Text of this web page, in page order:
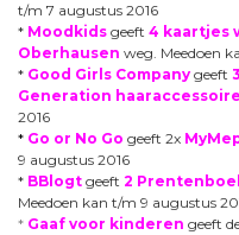
t/m 7 augustus 2016
* Moodkids geeft 4 kaartjes
Oberhausen weg. Meedoen
* Good Girls Company geeft
Generation
2016
* Go or No Go geeft 2x
9 augustus 2016
* BBlogt geeft 2
Meedoen kan t/m 9 augustus
* Gaaf voor kinderen geeft